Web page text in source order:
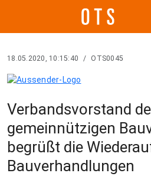
18.05.2020, 10:15:40 / OTS0045
Verbandsvorstand
gemeinnützigen
begrüßt die
Bauverhandlungen